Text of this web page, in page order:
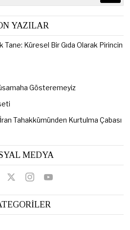
YAZILAR
Küresel Bir Gıda Olarak Pirincin
Gösteremeyiz
Tahakkümünden Kurtulma Çabası
MEDYA